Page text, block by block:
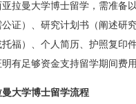
拉曼大学博士留学，需准备
证）、研究计划书（阐述研
托福）、个人简历、护照复
有足够资金支持留学期间费用
大学博士留学流程